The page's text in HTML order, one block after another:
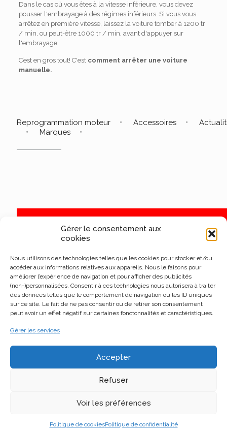
Gérer le consentement aux
cookies
Nous utilisons des technologies telles que les cookies pour stocker et/ou
accéder aux informations relatives aux appareils. Nous le faisons pour
améliorer l’expérience de navigation et pour afficher des publicités
(non-)personnalisées. Consentir à ces technologies nous autorisera à traiter
des données telles que le comportement de navigation ou les ID uniques
sur ce site. Le fait de ne pas consentir ou de retirer son consentement
peut avoir un effet négatif sur certaines fonctonnalités et caractéristiques.
Gérer les services
Accepter
Refuser
Voir les préférences
Politique de cookiesPolitique de confidentialité
Dans le cas où vous êtes à la vitesse inférieure, vous devez
pousser l'embrayage à des régimes inférieurs. Si vous vous
arrêtez en première vitesse, laissez la voiture tomber à 1200 tr
/ min, ou peut-être 1000 tr / min, avant d'appuyer sur
l'embrayage.
C’est en gros tout! C'est comment arrêter une voiture
manuelle.
Reprogrammation moteur Accessoires
Marques